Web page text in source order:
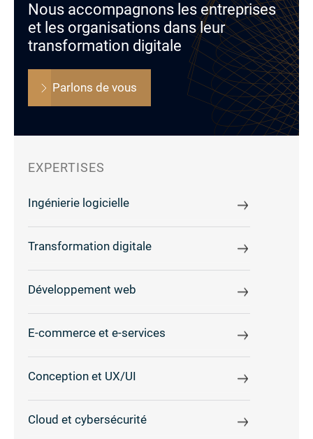
Nous accompagnons les entreprises
et les organisations dans leur
transformation digitale
Parlons de vous
EXPERTISES
Ingénierie logicielle
Transformation digitale
Développement web
E-commerce et e-services
Conception et UX/UI
Cloud et cybersécurité